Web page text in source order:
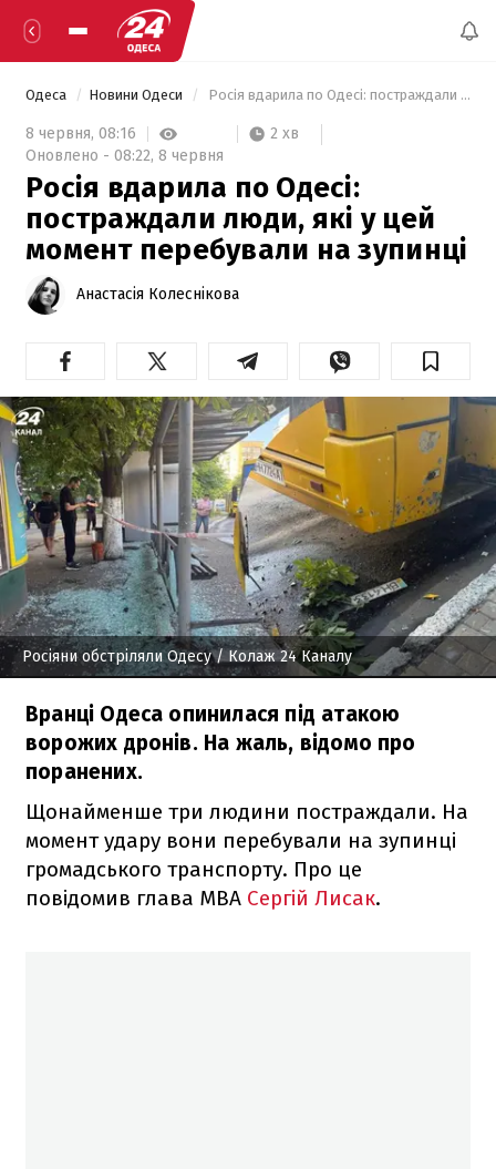
Одеса Новини Одеси Росія вдарила по Одесі: постраждали люди, які у цей момент перебували на зупинці
8 червня, 08:16
2 хв
Оновлено - 08:22, 8 червня
Росія вдарила по Одесі:
постраждали люди, які у цей
момент перебували на зупинці
Анастасія Колеснікова
Росіяни обстріляли Одесу/ Колаж 24 Каналу
Вранці Одеса опинилася під атакою
ворожих дронів. На жаль, відомо про
поранених.
Щонайменше три людини постраждали. На
момент удару вони перебували на зупинці
громадського транспорту. Про це
повідомив глава МВА Сергій Лисак.